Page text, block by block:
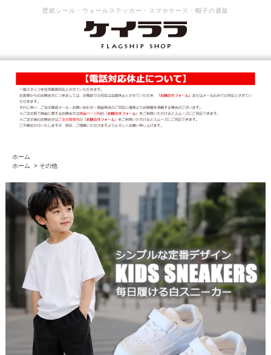
壁紙シール・ウォールステッカー・スマホケース・帽子の通販
ホーム
ホーム
> その他